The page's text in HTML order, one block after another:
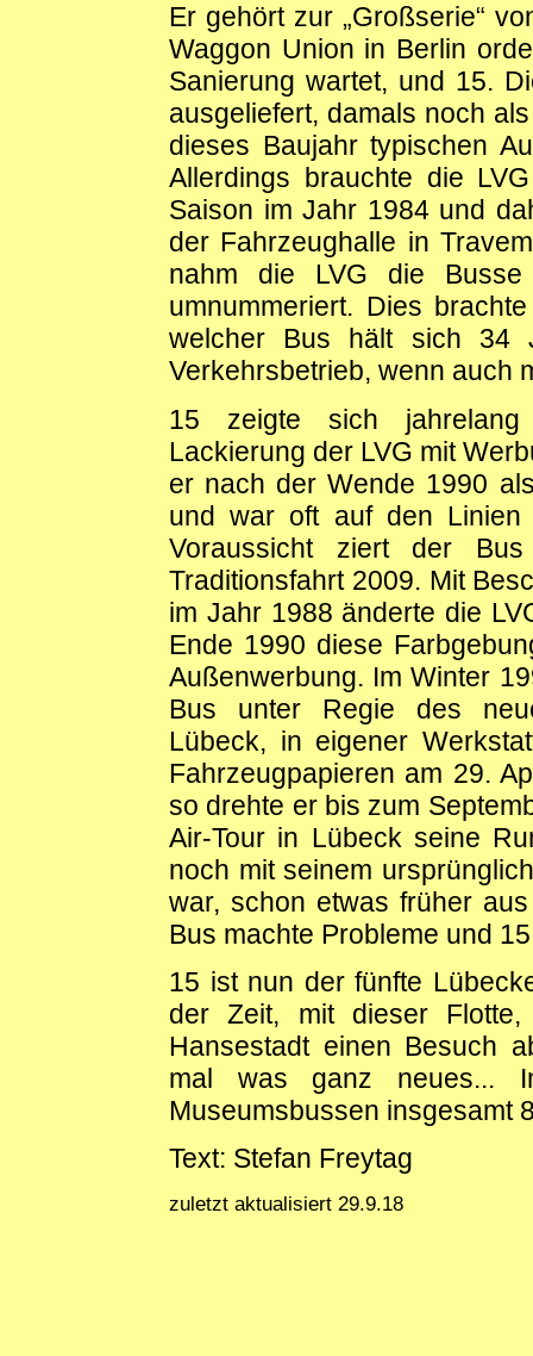
Er gehört zur „Großserie“
Waggon Union in Berlin
Sanierung wartet, und 15.
ausgeliefert, damals noch
dieses Baujahr typischen
Allerdings brauchte die
Saison im Jahr 1984 und
der Fahrzeughalle in
nahm die LVG die
umnummeriert. Dies
welcher Bus hält sich 34
Verkehrsbetrieb, wenn auch
15 zeigte sich
Lackierung der LVG mit
er nach der Wende 1990
und war oft auf den
Voraussicht ziert der
Traditionsfahrt 2009. Mit
im Jahr 1988 änderte die
Ende 1990 diese
Außenwerbung. Im Winter
Bus unter Regie des
Lübeck, in eigener
Fahrzeugpapieren am 29.
so drehte er bis zum
Air-Tour in Lübeck seine
noch mit seinem
war, schon etwas früher
Bus machte Probleme und
15 ist nun der fünfte
der Zeit, mit dieser
Hansestadt einen Besuch
mal was ganz neues...
Museumsbussen insgesamt
Text: Stefan Freytag
zuletzt aktualisiert 29.9.18